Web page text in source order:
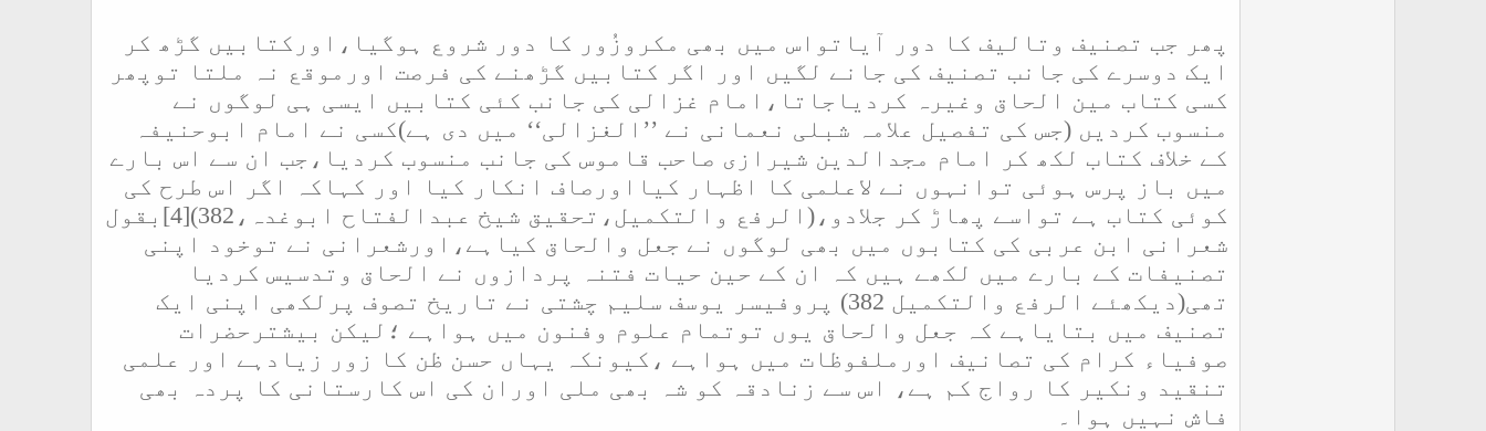
پھر جب تصنیف وتالیف کا دور آیاتواس میں بھی مکروزُور کا دور شروع ہوگیا،اورکتابیں گڑھ کر
ایک دوسرے کی جانب تصنیف کی جانے لگیں اور اگر کتابیں گڑھنے کی فرصت اورموقع نہ ملتا توپھر
کسی کتاب مین الحاق وغیرہ کردیاجاتا،امام غزالی کی جانب کئی کتابیں ایسی ہی لوگوں نے
منسوب کردیں (جس کی تفصیل علامہ شبلی نعمانی نے ’’الغزالی‘‘ میں دی ہے)کسی نے امام ابوحنیفہ
کے خلاف کتاب لکھ کر امام مجدالدین شیرازی صاحب قاموس کی جانب منسوب کردیا،جب ان سے اس بارے
میں باز پرس ہوئی توانہوں نے لاعلمی کا اظہار کیااورصاف انکار کیا اور کہاکہ اگر اس طرح کی
کوئی کتاب ہے تواسے پھاڑ کر جلادو، (الرفع والتکمیل،تحقیق شیخ عبدالفتاح ابوغدہ،382) [4]
بقول
شعرانی ابن عربی کی کتابوں میں بھی لوگوں نے جعل والحاق کیاہے،اورشعرانی نے توخود اپنی
تصنیفات کے بارے میں لکھے ہیں کہ ان کے حین حیات فتنہ پردازوں نے الحاق وتدسیس کردیا
تھی(دیکھئے الرفع والتکمیل 382) پروفیسر یوسف سلیم چشتی نے تاریخ تصوف پرلکھی اپنی ایک
تصنیف میں بتایاہے کہ جعل والحاق یوں توتمام علوم وفنون میں ہواہے ؛لیکن بیشترحضرات
صوفیاء کرام کی تصانیف اورملفوظات میں ہواہے ،کیونکہ یہاں حسن ظن کا زور زیادہے اور علمی
تنقید ونکیر کا رواج کم ہے، اس سے زنادقہ کو شہ بھی ملی اوران کی اس کارستانی کا پردہ بھی
فاش نہیں ہوا۔